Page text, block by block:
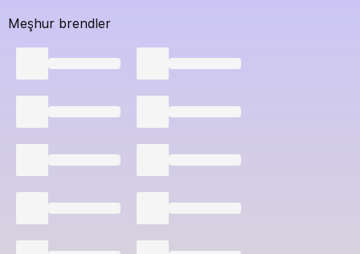
Meşhur brendler